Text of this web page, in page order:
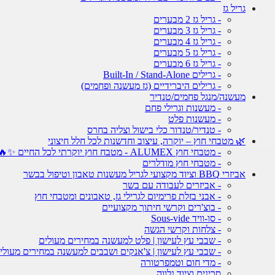
גריל גז
- גריל גז 2 מבערים
- גריל גז 3 מבערים
- גריל גז 4 מבערים
- גריל גז 5 מבערים
- גריל גז 6 מבערים
- גרילים Built-In / Stand-Alone
- גרילים היברידיים (גז מעשנה ופחמים)
מעשנה/מנגל פחמים/טנדיר
- מעשנות וגרילי פחם
- מעשנות פלט
- טנדיר/טנדור כלי בישול וצליה בחרס
🌿 מטבחי חוץ – יוקרה, עיצוב וחדשנות לכל חלל חיצוני
- מטבחי חוץ ALUMEX - מטבח חוץ יוקרתי לכל החיים ✨🔥
- מטבחי חוץ מודלרים
אביזרי BBQ וציוד מקצועי לגריל מעשנות טאבון וטיפול בבשר
- אביזרים לעבודה עם בשר
- אבני בזלת פרימיום לגרילי גז, טאבונים ומטבחי חוץ
- בוצ'רים וקרשי חיתוך מקצועיים
- סו-וויד Sous-vide
- צלחות וקרשי הגשה
- שבבי עץ לעישון | פלט למעשנה במחירים מעולים
- שבבי עץ לעישון | צ'אנקים ושבבים למעשנה במחירים
- מדי חום וטמפרטורה